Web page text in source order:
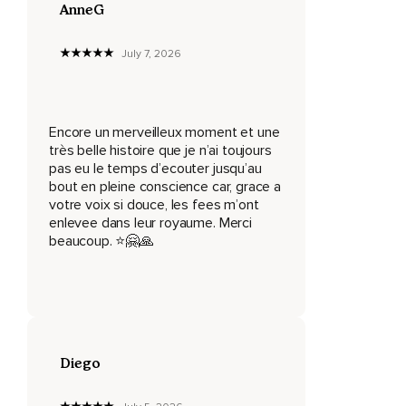
Le mental.
À rentrer dans des univers imaginatifs.
Sensoriel et relaxant.
Qui permettent de réguler le système nerveux.
Et qui sont propices au lâcher-prise.
Et ses soeurs.
AnneG
July 7, 2026
Encore un merveilleux moment et une
très belle histoire que je n’ai toujours
pas eu le temps d’ecouter jusqu’au
bout en pleine conscience car, grace a
votre voix si douce, les fees m’ont
enlevee dans leur royaume. Merci
beaucoup. ⭐️🤗🙏
Diego